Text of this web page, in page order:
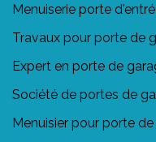
Menuiserie porte
Travaux pour porte de
Expert en porte de
Société de portes de
Menuisier pour porte